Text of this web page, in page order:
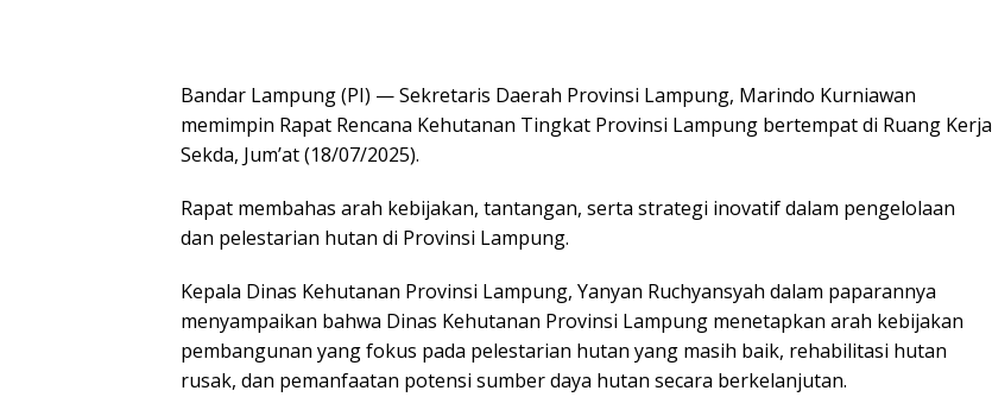
Bandar Lampung (PI) — Sekretaris Daerah Provinsi Lampung, Marindo Kurniawan
memimpin Rapat Rencana Kehutanan Tingkat Provinsi Lampung bertempat di Ruang Kerja
Sekda, Jum’at (18/07/2025).
Rapat membahas arah kebijakan, tantangan, serta strategi inovatif dalam pengelolaan
dan pelestarian hutan di Provinsi Lampung.
Kepala Dinas Kehutanan Provinsi Lampung, Yanyan Ruchyansyah dalam paparannya
menyampaikan bahwa Dinas Kehutanan Provinsi Lampung menetapkan arah kebijakan
pembangunan yang fokus pada pelestarian hutan yang masih baik, rehabilitasi hutan
rusak, dan pemanfaatan potensi sumber daya hutan secara berkelanjutan.